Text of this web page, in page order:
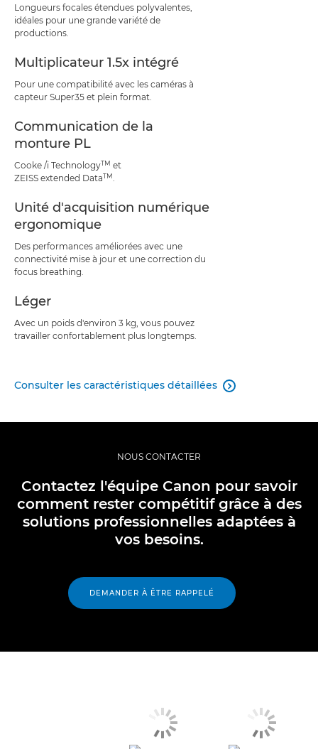
Longueurs focales étendues polyvalentes,
idéales pour une grande variété de
productions.
Multiplicateur 1.5x intégré
Pour une compatibilité avec les caméras à
capteur Super35 et plein format.
Communication de la
monture PL
Cooke /i TechnologyTM et
ZEISS extended DataTM.
Unité d'acquisition numérique
ergonomique
Des performances améliorées avec une
connectivité mise à jour et une correction du
focus breathing.
Léger
Avec un poids d'environ 3 kg, vous pouvez
travailler confortablement plus longtemps.
Consulter les caractéristiques détaillées 
NOUS CONTACTER
Contactez l'équipe Canon pour savoir
comment rester compétitif grâce à des
solutions professionnelles adaptées à
vos besoins.
DEMANDER À ÊTRE RAPPELÉ